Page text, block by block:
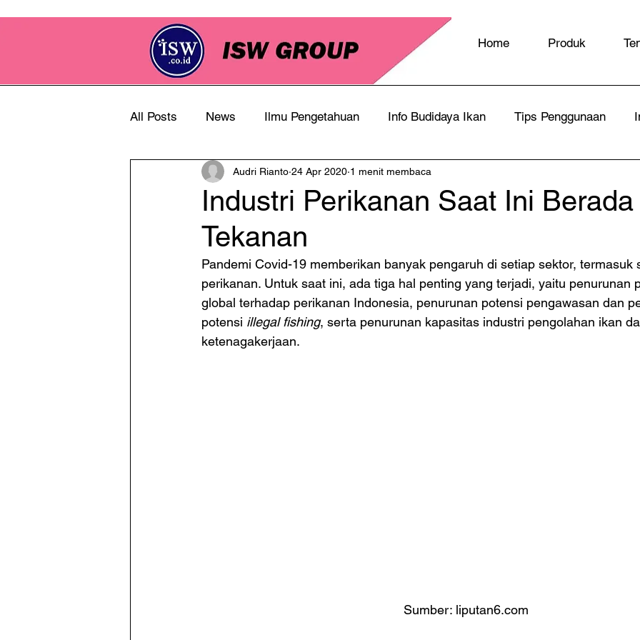
Home Produk
All Posts News Ilmu Pengetahuan Info Budidaya Ikan Tips Penggunaan
Info Perkebunan
Industri Perikanan Saat Ini
Tekanan
Audri Rianto 24 Apr 2020 1 menit membaca
Pandemi Covid-19 memberikan banyak pengaruh di setiap sektor, termasuk
perikanan. Untuk saat ini, ada tiga hal penting yang terjadi, yaitu penurunan
global terhadap perikanan Indonesia, penurunan potensi pengawasan dan
potensi illegal fishing, serta penurunan kapasitas industri pengolahan ikan
ketenagakerjaan.
Sumber: liputan6.com